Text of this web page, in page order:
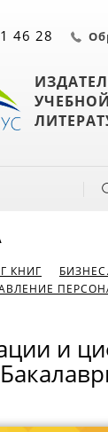
УЧЕБНОЙ
46 28
КНИГ
БИЗНЕС.
и